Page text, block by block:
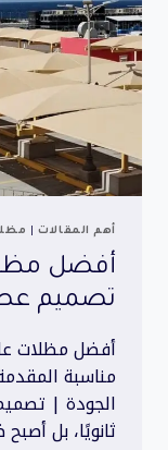
أهم المقالات
أفضل
تصميم
أفضل مظلات
مناسبة
الجودة |
ثانويًا، بل